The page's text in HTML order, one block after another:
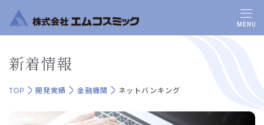
MENU
新着情報
TOP 開発実績 金融機関 ネットバンキング